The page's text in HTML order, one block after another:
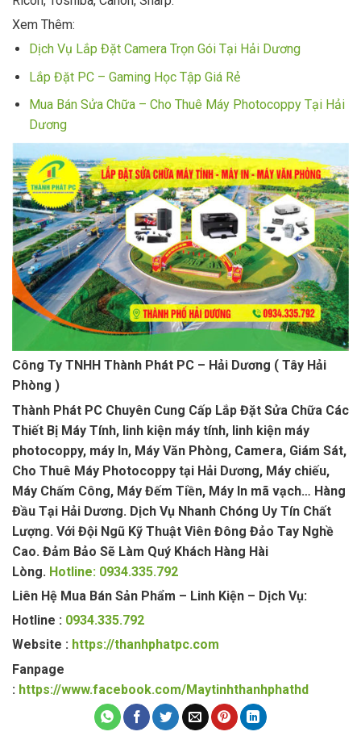
Xem Thêm:
Dịch Vụ Lắp Đặt Camera Trọn Gói Tại Hải Dương
Lắp Đặt PC – Gaming Học Tập Giá Rẻ
Mua Bán Sửa Chữa – Cho Thuê Máy Photocoppy Tại Hải
Dương
Công Ty TNHH Thành Phát PC – Hải Dương ( Tây Hải
Phòng )
Thành Phát PC Chuyên Cung Cấp Lắp Đặt Sửa Chữa Các
Thiết Bị Máy Tính, linh kiện máy tính, linh kiện máy
photocoppy, máy In, Máy Văn Phòng, Camera, Giám Sát,
Cho Thuê Máy Photocoppy tại Hải Dương, Máy chiếu,
Máy Chấm Công, Máy Đếm Tiền, Máy In mã vạch… Hàng
Đầu Tại Hải Dương. Dịch Vụ Nhanh Chóng Uy Tín Chất
Lượng. Với Đội Ngũ Kỹ Thuật Viên Đông Đảo Tay Nghề
Cao. Đảm Bảo Sẽ Làm Quý Khách Hàng Hài
Lòng. Hotline: 0934.335.792
Liên Hệ Mua Bán Sản Phẩm – Linh Kiện – Dịch Vụ:
Hotline : 0934.335.792
Website : https://thanhphatpc.com
Fanpage
: https://www.facebook.com/Maytinhthanhphathd